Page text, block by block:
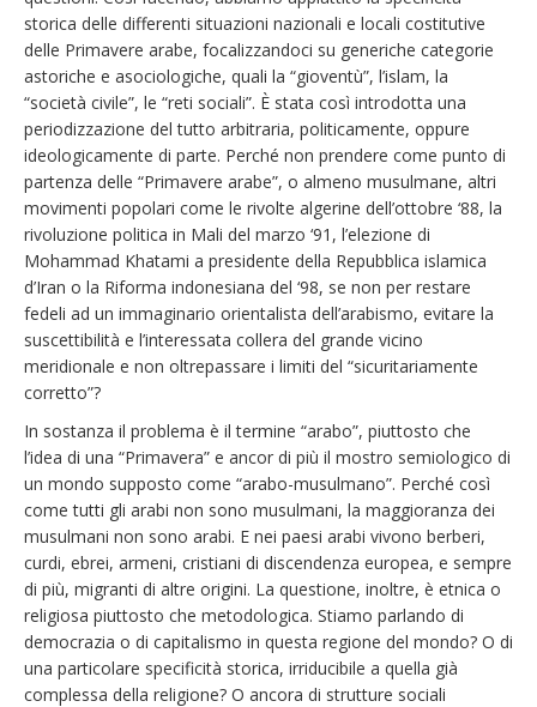
storica delle differenti situazioni nazionali e locali costitutive
delle Primavere arabe, focalizzandoci su generiche categorie
astoriche e asociologiche, quali la “gioventù”, l’islam, la
“società civile”, le “reti sociali”. È stata così introdotta una
periodizzazione del tutto arbitraria, politicamente, oppure
ideologicamente di parte. Perché non prendere come punto di
partenza delle “Primavere arabe”, o almeno musulmane, altri
movimenti popolari come le rivolte algerine dell’ottobre ‘88, la
rivoluzione politica in Mali del marzo ‘91, l’elezione di
Mohammad Khatami a presidente della Repubblica islamica
d’Iran o la Riforma indonesiana del ‘98, se non per restare
fedeli ad un immaginario orientalista dell’arabismo, evitare la
suscettibilità e l’interessata collera del grande vicino
meridionale e non oltrepassare i limiti del “sicuritariamente
corretto”?
In sostanza il problema è il termine “arabo”, piuttosto che
l’idea di una “Primavera” e ancor di più il mostro semiologico di
un mondo supposto come “arabo-musulmano”. Perché così
come tutti gli arabi non sono musulmani, la maggioranza dei
musulmani non sono arabi. E nei paesi arabi vivono berberi,
curdi, ebrei, armeni, cristiani di discendenza europea, e sempre
di più, migranti di altre origini. La questione, inoltre, è etnica o
religiosa piuttosto che metodologica. Stiamo parlando di
democrazia o di capitalismo in questa regione del mondo? O di
una particolare specificità storica, irriducibile a quella già
complessa della religione? O ancora di strutture sociali